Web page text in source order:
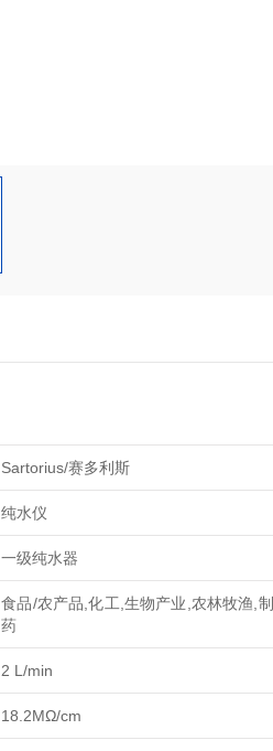
Sartorius/赛多利斯
纯水仪
一级纯水器
食品/农产品,化工,生物产业,农林牧渔,
药
2 L/min
18.2MΩ/cm